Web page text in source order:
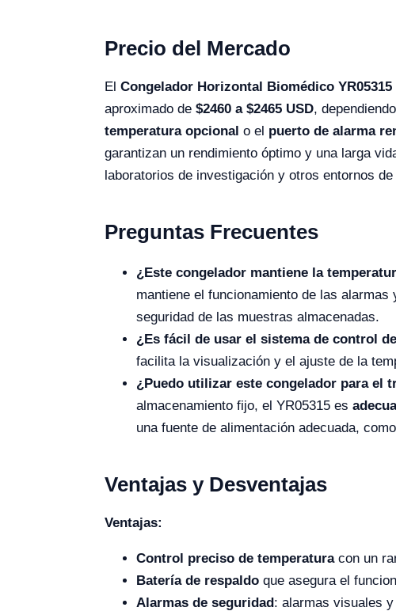
Precio del Mercado
El Congelador Horizontal Biomédico YR05315
aproximado de $2460 a $2465 USD,
temperatura opcional o el puerto de alarma
garantizan un rendimiento óptimo y una larga
laboratorios de investigación y otros entornos de
Preguntas Frecuentes
¿Este congelador mantiene la
mantiene el funcionamiento de las
seguridad de las muestras almacenadas.
¿Es fácil de usar el sistema de control
facilita la visualización y el ajuste de la
¿Puedo utilizar este congelador para el
almacenamiento fijo, el YR05315 es
una fuente de alimentación adecuada,
Ventajas y Desventajas
Ventajas:
Control preciso de temperaturacon un
Batería de respaldo que asegura el
Alarmas de seguridad: alarmas visuales